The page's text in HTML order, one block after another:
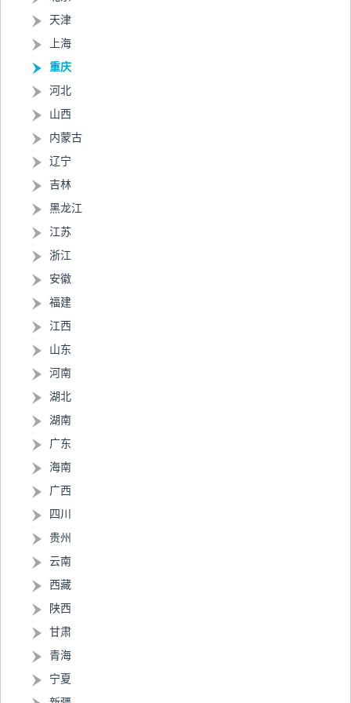
天津
上海
重庆
河北
山西
内蒙古
辽宁
吉林
黑龙江
江苏
浙江
安徽
福建
江西
山东
河南
湖北
湖南
广东
海南
广西
四川
贵州
云南
西藏
陕西
甘肃
青海
宁夏